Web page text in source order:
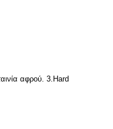
αφρού. 3.Hard